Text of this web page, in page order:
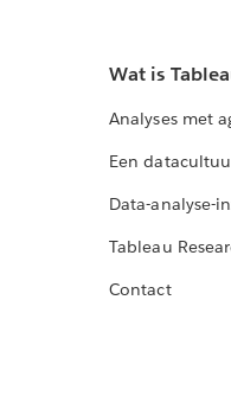
Wat is
Analyses met
Een
Data-analyse-
Tableau
Contact